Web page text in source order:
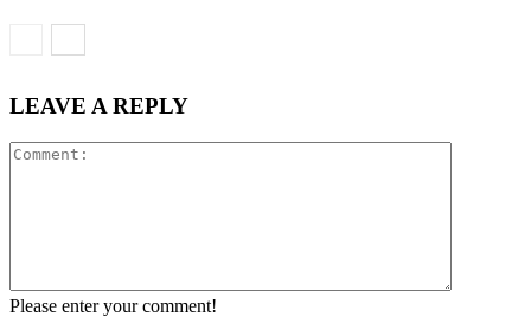
LEAVE A REPLY
Please enter your comment!